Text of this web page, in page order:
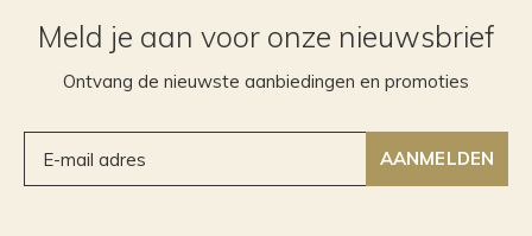
Meld je aan voor onze nieuwsbrief
Ontvang de nieuwste aanbiedingen en promoties
AANMELDEN